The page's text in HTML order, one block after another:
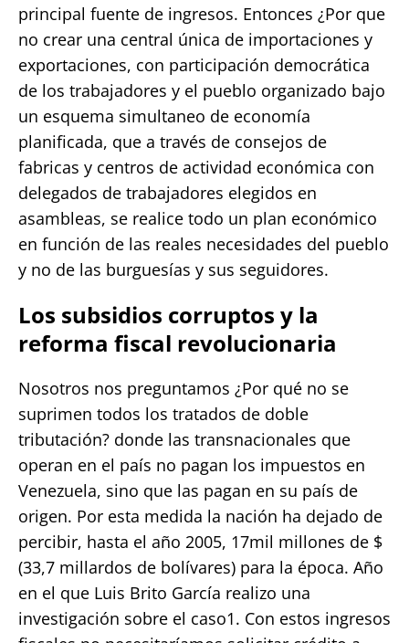
principal fuente de ingresos. Entonces ¿Por que
no crear una central única de importaciones y
exportaciones, con participación democrática
de los trabajadores y el pueblo organizado bajo
un esquema simultaneo de economía
planificada, que a través de consejos de
fabricas y centros de actividad económica con
delegados de trabajadores elegidos en
asambleas, se realice todo un plan económico
en función de las reales necesidades del pueblo
y no de las burguesías y sus seguidores.
Los subsidios corruptos y la
reforma fiscal revolucionaria
Nosotros nos preguntamos ¿Por qué no se
suprimen todos los tratados de doble
tributación? donde las transnacionales que
operan en el país no pagan los impuestos en
Venezuela, sino que las pagan en su país de
origen. Por esta medida la nación ha dejado de
percibir, hasta el año 2005, 17mil millones de $
(33,7 millardos de bolívares) para la época. Año
en el que Luis Brito García realizo una
investigación sobre el caso1. Con estos ingresos